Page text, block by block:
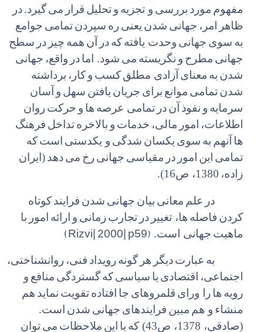
مفهوم مورد بررسی و تجزیه وتحلیل قرار میگیرد.در
ظاهر
امر، جهانی شدن یعنی ره سپردنتمامی جوامع
به سوی جهانی وحدت یافتهکهدر آن همه چیز در سطح
جهانی مطرح و نگریسته می شود. امادر واقع، جهانی
شدن به معنای آزادی مطلقکسب وکار، برداشته
شدنتمامی موانع برای جریان یافتن سهل و آسان
سرمایه و نفوذ آندر تمامی عرصه ها و حرکت روان
اطلاعات، امور مالی، خدمات و بالاخرهتداخل فرهنگ
ها آنهم به سوی یکسان شدگی و یکدستی استکه
تمامی این امور در مقیاسی جهانی رخ میدهد(ایران
زاده، 1380، ص16).
در علم معانی بیان جهانی شدن فرایندکوتاه
کردن فاصله ها، تغییر در تجارب زمانی و ارائه امور با
ماهیت جهانی است. (Rizvi| 2000| p59)
به عبارتدیگر هر گونه رویداد فنی، روانشناختی،
اجتماعی، اقتصادی یا سیاسیکهگستردگی منافع و
رویه ها را ورای قلمروهای جا افتادهتقویت نماید هم
منشاء و هم مبین فرایندهای جهانی شدن است.
(صادقی، 1378، ص43) که
با این ملاحظات میتوان